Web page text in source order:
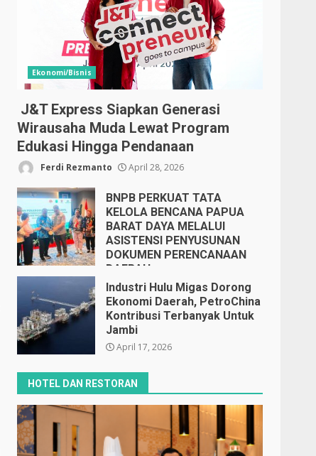
Ekonomi/Bisnis
J&T Express Siapkan Generasi
Wirausaha Muda Lewat Program
Edukasi Hingga Pendanaan
Ferdi Rezmanto April 28, 2026
BNPB PERKUAT TATA
KELOLA BENCANA PAPUA
BARAT DAYA MELALUI
ASISTENSI PENYUSUNAN
DOKUMEN PERENCANAAN
DAERAH
April 17, 2026
Industri Hulu Migas Dorong
Ekonomi Daerah, PetroChina
Kontribusi Terbanyak Untuk
Jambi
April 17, 2026
HOTEL DAN RESTORAN